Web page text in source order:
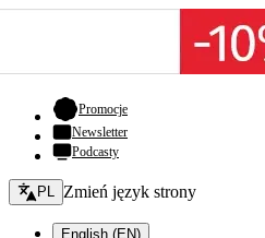
Promocje- otwiera się w nowej karcie
Newsletter
Podcasty
Zmień język - bieżący:
PL Zmień język strony
English (EN)